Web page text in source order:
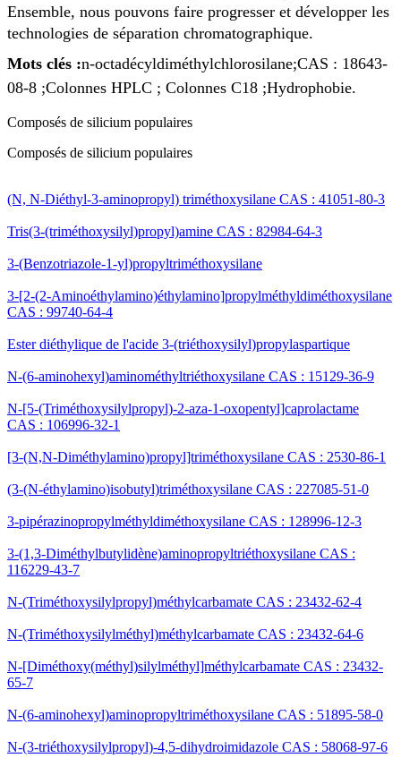
Ensemble, nous pouvons faire progresser et développer les
technologies de séparation chromatographique.
Mots clés :n-octadécyldiméthylchlorosilane;CAS : 18643-
08-8 ;Colonnes HPLC ; Colonnes C18 ;Hydrophobie.
Composés de silicium populaires
Composés de silicium populaires
(N, N-Diéthyl-3-aminopropyl) triméthoxysilane CAS : 41051-80-3
Tris(3-(triméthoxysilyl)propyl)amine CAS : 82984-64-3
3-(Benzotriazole-1-yl)propyltriméthoxysilane
3-[2-(2-Aminoéthylamino)éthylamino]propylméthyldiméthoxysilane
CAS : 99740-64-4
Ester diéthylique de l'acide 3-(triéthoxysilyl)propylaspartique
N-(6-aminohexyl)aminométhyltriéthoxysilane CAS : 15129-36-9
N-[5-(Triméthoxysilylpropyl)-2-aza-1-oxopentyl]caprolactame
CAS : 106996-32-1
[3-(N,N-Diméthylamino)propyl]triméthoxysilane CAS : 2530-86-1
(3-(N-éthylamino)isobutyl)triméthoxysilane CAS : 227085-51-0
3-pipérazinopropylméthyldiméthoxysilane CAS : 128996-12-3
3-(1,3-Diméthylbutylidène)aminopropyltriéthoxysilane CAS :
116229-43-7
N-(Triméthoxysilylpropyl)méthylcarbamate CAS : 23432-62-4
N-(Triméthoxysilylméthyl)méthylcarbamate CAS : 23432-64-6
N-[Diméthoxy(méthyl)silylméthyl]méthylcarbamate CAS : 23432-
65-7
N-(6-aminohexyl)aminopropyltriméthoxysilane CAS : 51895-58-0
N-(3-triéthoxysilylpropyl)-4,5-dihydroimidazole CAS : 58068-97-6